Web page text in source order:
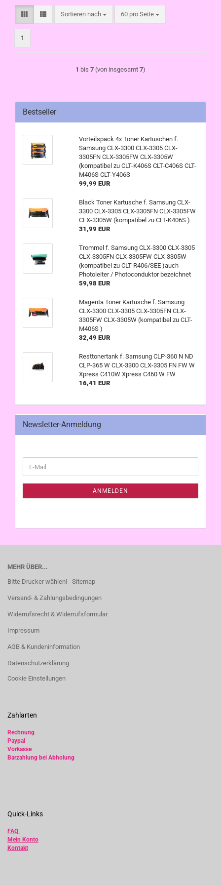
Sortieren nach
Sortieren nach 60 pro Seite
pro Seite
1
1 bis 7 (von insgesamt 7)
Bestseller
Vorteilspack 4x Toner Kartuschen f.
Samsung CLX-3300 CLX-3305 CLX-
3305FN CLX-3305FW CLX-3305W
(kompatibel zu CLT-K406S CLT-C406S CLT-
M406S CLT-Y406S
99,99 EUR
Black Toner Kartusche f. Samsung CLX-
3300 CLX-3305 CLX-3305FN CLX-3305FW
CLX-3305W (kompatibel zu CLT-K406S )
31,99 EUR
Trommel f. Samsung CLX-3300 CLX-3305
CLX-3305FN CLX-3305FW CLX-3305W
(kompatibel zu CLT-R406/SEE )auch
Photoleiter / Photoconduktor bezeichnet
59,98 EUR
Magenta Toner Kartusche f. Samsung
CLX-3300 CLX-3305 CLX-3305FN CLX-
3305FW CLX-3305W (kompatibel zu CLT-
M406S )
32,49 EUR
Resttonertank f. Samsung CLP-360 N ND
CLP-365 W CLX-3300 CLX-3305 FN FW W
Xpress C410W Xpress C460 W FW
16,41 EUR
Newsletter-Anmeldung
ZUR
E-
Mail
ANMELDEN
MEHR ÜBER...
Bitte Drucker wählen! - Sitemap
Versand- & Zahlungsbedingungen
Widerrufsrecht & Widerrufsformular
Impressum
AGB & Kundeninformation
Datenschutzerklärung
Cookie Einstellungen
Zahlarten
Rechnung
Paypal
Vorkasse
Barzahlung bei Abholung
Quick-Links
FAQ
Mein Konto
Kontakt